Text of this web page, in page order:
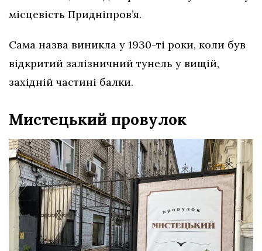
місцевість Придніпров’я.
Сама назва виникла у 1930-ті роки, коли був
відкритий залізничний тунель у вищій,
західній частині балки.
Мистецький провулок